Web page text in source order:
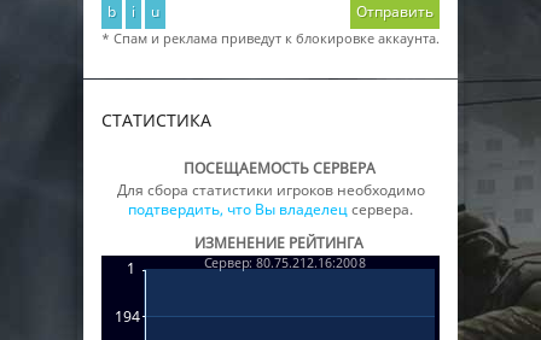
b i u Отправить
* Спам и реклама приведут к блокировке аккаунта.
СТАТИСТИКА
ПОСЕЩАЕМОСТЬ СЕРВЕРА
Для сбора статистики игроков необходимо
подтвердить, что Вы владелецсервера.
ИЗМЕНЕНИЕ РЕЙТИНГА